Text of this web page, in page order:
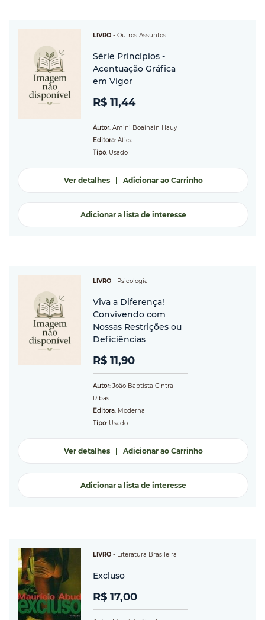
LIVRO - Outros Assuntos
Série Princípios -
Acentuação Gráfica
em Vigor
R$ 11,44
Autor: Amini Boainain Hauy
Editora: Atica
Tipo: Usado
Ver detalhes| Adicionar ao Carrinho
Adicionar a lista de interesse
LIVRO - Psicologia
Viva a Diferença!
Convivendo com
Nossas Restrições ou
Deficiências
R$ 11,90
Autor: João Baptista Cintra
Ribas
Editora: Moderna
Tipo: Usado
Ver detalhes| Adicionar ao Carrinho
Adicionar a lista de interesse
LIVRO - Literatura Brasileira
Excluso
R$ 17,00